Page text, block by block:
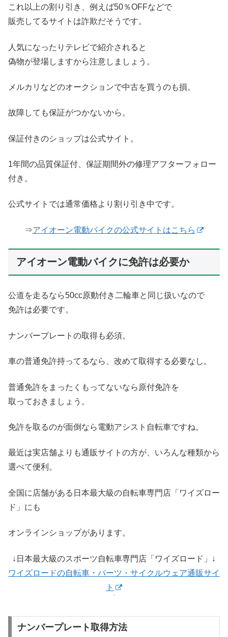
これ以上の割り引き、例えば50％OFFなどで
販売してるサイトは詐欺だそうです。
人気になったりテレビで紹介されると
偽物が登場しますから注意しましょう。
メルカリなどのオークションで中古を買うのも損。
故障しても保証がつかないから。
保証付きのショップは公式サイト。
1年間の品質保証付、保証期間外の修理アフターフォロー
付き。
公式サイトでは通常価格より割り引き中です。
⇒アイオーン電動バイクの公式サイトはこちら
アイオーン電動バイクに免許は必要か
公道を走るなら50cc原動付き二輪車と同じ扱いなので
免許は必要です。
ナンバープレートの取得も必須。
車の普通免許持ってるなら、改めて取得する必要なし。
普通免許をまったくもってないなら原付免許を
取っておきましょう。
免許を取るのが面倒なら電動アシスト自転車ですね。
最近は実店舗よりも通販サイトの方が、いろんな種類から
選べて便利。
全国に店舗がある日本最大級の自転車専門店「ワイズロー
ド」にも
オンラインショップがあります。
↓日本最大級のスポーツ自転車専門店「ワイズロード」↓
ワイズロードの自転車・パーツ・サイクルウェア通販サイ
ト
ナンバープレート取得方法